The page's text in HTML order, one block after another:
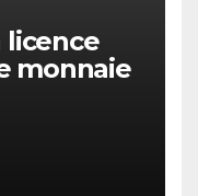
licence
monnaie